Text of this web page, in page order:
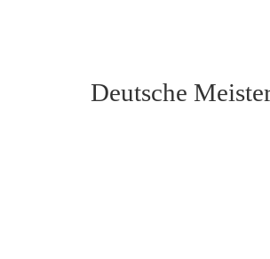
Deutsche